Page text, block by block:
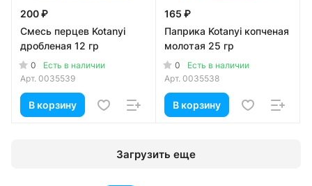
200 ₽
Смесь перцев Kotanyi
дробленая 12 гр
0
Есть в наличии
Арт. 0035539
В корзину
165 ₽
Паприка Kotanyi копченая
молотая 25 гр
0
Есть в наличии
Арт. 0035538
В корзину
Загрузить еще